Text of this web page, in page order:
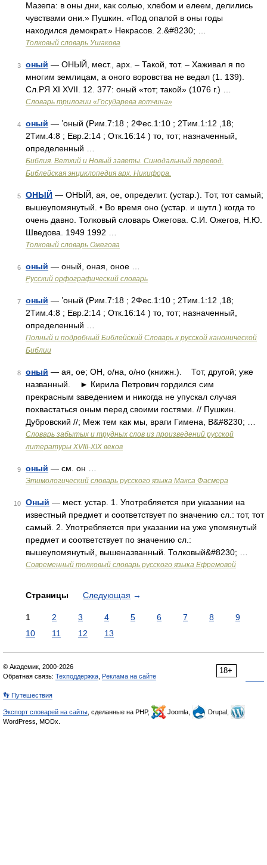
Мазепа: в оны дни, как солью, хлебом и елеем, делились
чувствами они.» Пушкин. «Под опалой в оны годы
находился демократ.» Некрасов. 2.&#8230; …
Толковый словарь Ушакова
3 оный — ОНЫЙ, мест., арх. – Такой, тот. – Хаживал я по
многим землицам, а оного воровства не ведал (1. 139).
Сл.РЯ XI XVII. 12. 377: оный «тот; такой» (1076 г.) …
Словарь трилогии «Государева вотчина»
4 оный — ’оный (Рим.7:18 ; 2Фес.1:10 ; 2Тим.1:12 ,18;
2Тим.4:8 ; Евр.2:14 ; Отк.16:14 ) то, тот; назначенный,
определенный …
Библия. Ветхий и Новый заветы. Синодальный перевод.
Библейская энциклопедия арх. Никифора.
5 ОНЫЙ — ОНЫЙ, ая, ое, определит. (устар.). Тот, тот самый;
вышеупомянутый. • Во время оно (устар. и шутл.) когда то
очень давно. Толковый словарь Ожегова. С.И. Ожегов, Н.Ю.
Шведова. 1949 1992 …
Толковый словарь Ожегова
6 оный — оный, оная, оное …
Русский орфографический словарь
7 оный — ’оный (Рим.7:18 ; 2Фес.1:10 ; 2Тим.1:12 ,18;
2Тим.4:8 ; Евр.2:14 ; Отк.16:14 ) то, тот; назначенный,
определенный …
Полный и подробный Библейский Словарь к русской канонической
Библии
8 оный — ая, ое; ОН, о/на, о/но (книжн.). Тот, другой; уже
названный. ► Кирила Петрович гордился сим
прекрасным заведением и никогда не упускал случая
похвастаться оным перед своими гостями. // Пушкин.
Дубровский //; Меж тем как мы, враги Гимена, В&#8230; …
Словарь забытых и трудных слов из произведений русской
литературы ХVIII-ХIХ веков
9 оный — см. он …
Этимологический словарь русского языка Макса Фасмера
10 Оный — мест. устар. 1. Употребляется при указании на
известный предмет и соответствует по значению сл.: тот, тот
самый. 2. Употребляется при указании на уже упомянутый
предмет и соответствует по значению сл.:
вышеупомянутый, вышеназванный. Толковый&#8230; …
Современный толковый словарь русского языка Ефремовой
Страницы Следующая →
1 2 3 4 5 6 7 8
9
10
11 12 13
18+
© Академик, 2000-2026
Обратная связь: Техподдержка Реклама на сайте
👣 Путешествия
Экспорт словарей на сайты , сделанные на PHP, Joomla,
Drupal,
WordPress, MODx.